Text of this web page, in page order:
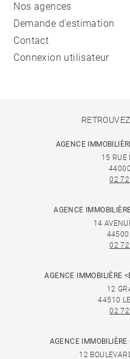
Nos agences
Demande d'estimation
Contact
Connexion utilisateur
AGENCE
15 RUE
02
AGENCE
14
44500
02
AGENCE IMMOBILIÈRE
12
44510
02
AGENCE
12